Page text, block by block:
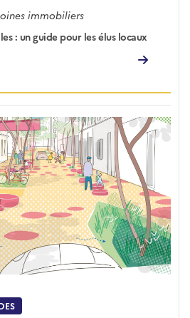
immobiliers
: un guide pour les élus locaux